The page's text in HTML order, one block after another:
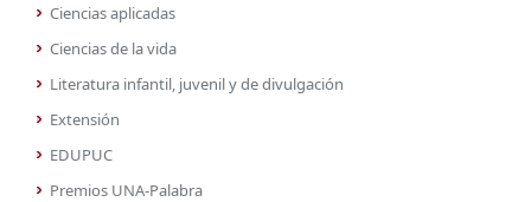
Ciencias aplicadas
Ciencias de la vida
Literatura infantil, juvenil y de divulgación
Extensión
EDUPUC
Premios UNA-Palabra